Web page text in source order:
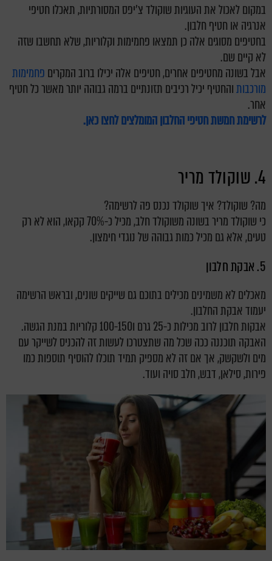
במקום לאכול את העוגיות שוקולד צ'יפס המסורתיות, תאכלו חטיפי
אנרגיה או חטיף חלבון.
בחטיפים מסוגים אלה כן תמצאו פחמימות וקלוריות, שלא תחשבו שזה
לא קיים שם.
אבל בשונה מחטיפים אחרים, חטיפים אלה יכילו ברוב המקרים פחמימות
מורכבותוהחטיף יכיל רכיבים תזונתיים ברמה גבוהה יותר מאשר כל חטיף
אחר.
לרשימת חמשת חטיפי החלבון המומלצים לחצו כאן.
4. שוקולד מריר
מה? שוקולד? איך שוקולד נכנס פה לרשימה?
כי שוקולד מריר בשונה משוקולד חלב, מכיל כ-70% קקאו, הוא לא רק
טעים, אלא גם מכיל כמות גבוהה של נוגדי חימצון.
5. אבקת חלבון
מאכלים לא משמינים מכילים בתוכם גם שייקים שונים, ובראש הרשימה
יעמוד אבקת החלבון.
אבקות חלבון לרוב מכילות כ-25 גרם ו100-150 קלוריות במנת הגשה.
האבקה תוכננה ככה שכל מה שתצטרכו לעשות זה להכניס לשייקר עם
מים ולשקשק, אך אם זה לא מספיק תמיד תוכלו להוסיף תוספות כמו
פירות, סילאן, דבש, חלב סויה ועוד.